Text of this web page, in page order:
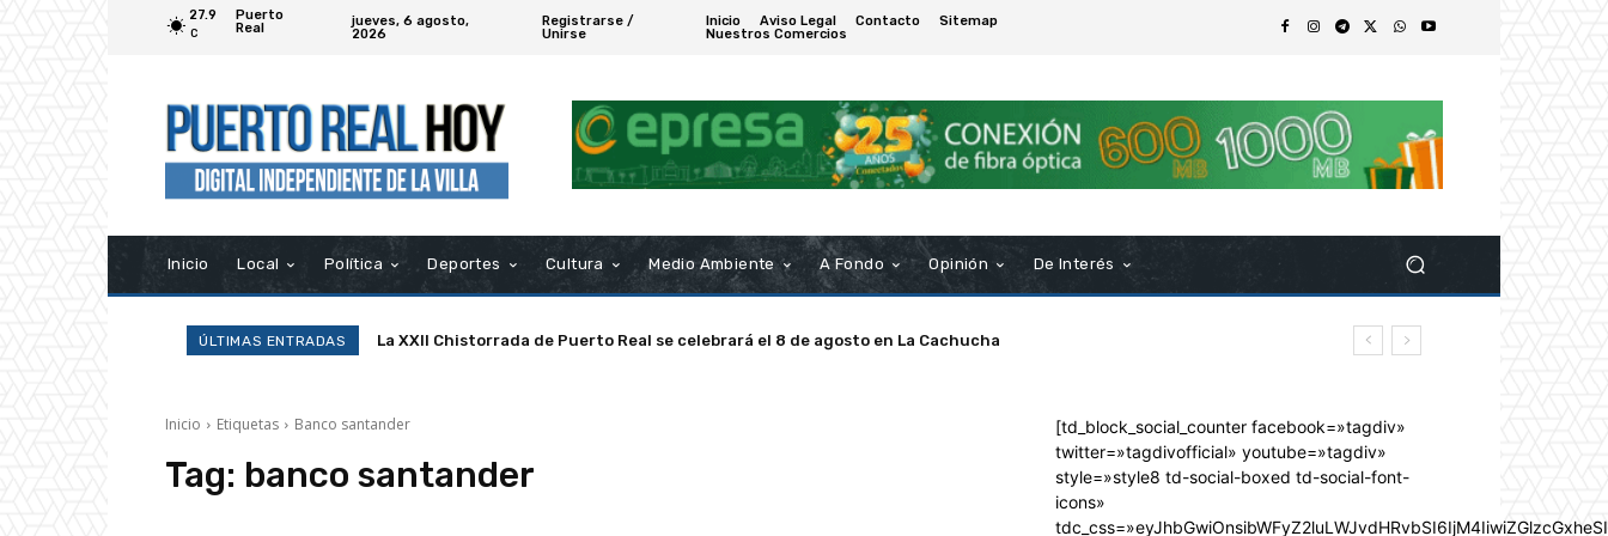
27.9
C
Puerto
Real
jueves, 6 agosto,
2026
Registrarse /
Unirse
Inicio Aviso Legal Contacto
Sitemap
Nuestros Comercios
Inicio Local Política Deportes Cultura Medio Ambiente A Fondo Opinión De Interés
ÚLTIMAS ENTRADAS La XXII Chistorrada de Puerto Real se celebrará el 8 de agosto en La Cachucha
Inicio Etiquetas Banco santander
Tag: banco santander
[td_block_social_counter facebook=»tagdiv»
twitter=»tagdivofficial» youtube=»tagdiv»
style=»style8 td-social-boxed td-social-font-
icons»